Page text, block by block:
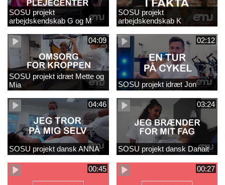
SOSU projekt
arbejdskendskab G og M
SOSU projekt
arbejdskendskab K
04:09
SOSU projekt idræt Mette og
Mia
02:12
SOSU projekt idræt Jon
04:46
SOSU projekt dansk ANNA
03:24
SOSU projekt dansk Danait
00:45 00:27